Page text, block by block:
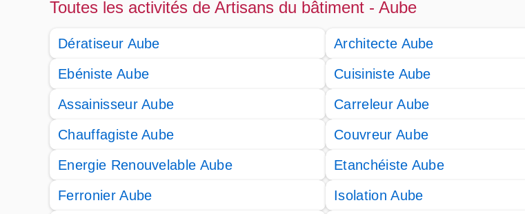
Toutes les activités de Artisans du bâtiment - Aube
Dératiseur Aube Architecte Aube
Ebéniste Aube
Cuisiniste Aube
Assainisseur Aube
Carreleur Aube
Chauffagiste Aube
Couvreur Aube
Energie Renouvelable Aube
Etanchéiste Aube
Ferronier Aube
Isolation Aube